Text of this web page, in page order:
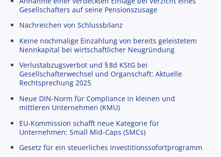
Gesellschafters auf seine Pensionszusage
Nachreichen von Schlussbilanz
Keine nochmalige Einzahlung von bereits geleistetem
Nennkapital bei wirtschaftlicher Neugründung
Verlustabzugsverbot und § 8d KStG bei
Gesellschafterwechsel und Organschaft: Aktuelle
Rechtsprechung 2025
Neue DIN-Norm für Compliance in kleinen und
mittleren Unternehmen (KMU)
EU-Kommission schafft neue Kategorie für
Unternehmen: Small Mid-Caps (SMCs)
Gesetz für ein steuerliches Investitionssofortprogramm